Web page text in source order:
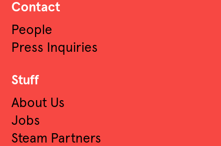
Contact
People
Press Inquiries
Stuff
About Us
Jobs
Steam Partners